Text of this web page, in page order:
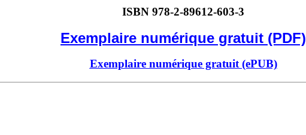
ISBN 978-2-89612-603-3
Exemplaire numérique gratuit (PDF)
Exemplaire numérique gratuit (ePUB)